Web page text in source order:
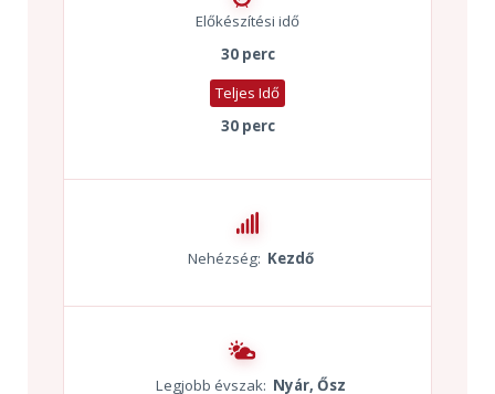
Előkészítési idő
30 perc
Teljes Idő
30 perc
Nehézség: Kezdő
Legjobb évszak: Nyár, Ősz